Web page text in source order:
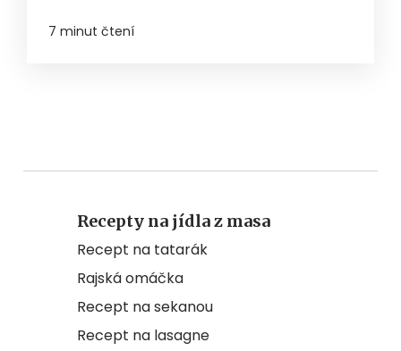
7 minut čtení
Recepty na jídla z masa
Recept na tatarák
Rajská omáčka
Recept na sekanou
Recept na lasagne